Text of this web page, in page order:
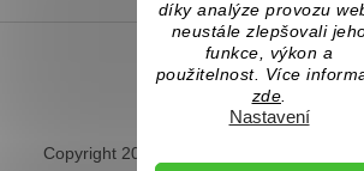
díky analýze provozu
neustále zlepšovali
funkce, výkon a
použitelnost. Více
zde.
Nastavení
Vytvořil Shoptet
Copyright 2026 .